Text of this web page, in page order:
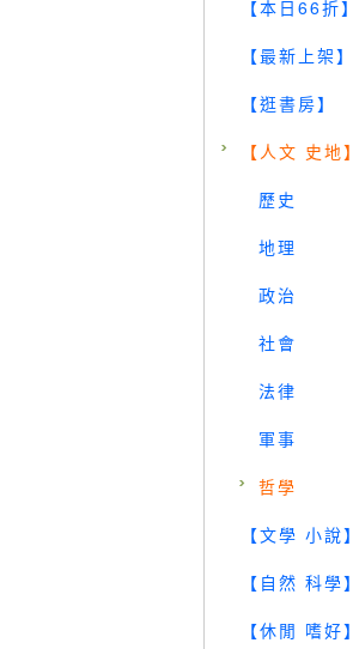
【本日66折】
【最新上架】
【逛書房】
【人文 史地】
歷史
地理
政治
社會
法律
軍事
哲學
【文學 小說】
【自然 科學】
【休閒 嗜好】